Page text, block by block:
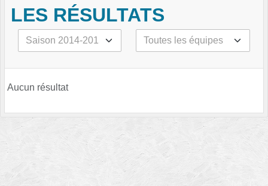
LES RÉSULTATS
Aucun résultat